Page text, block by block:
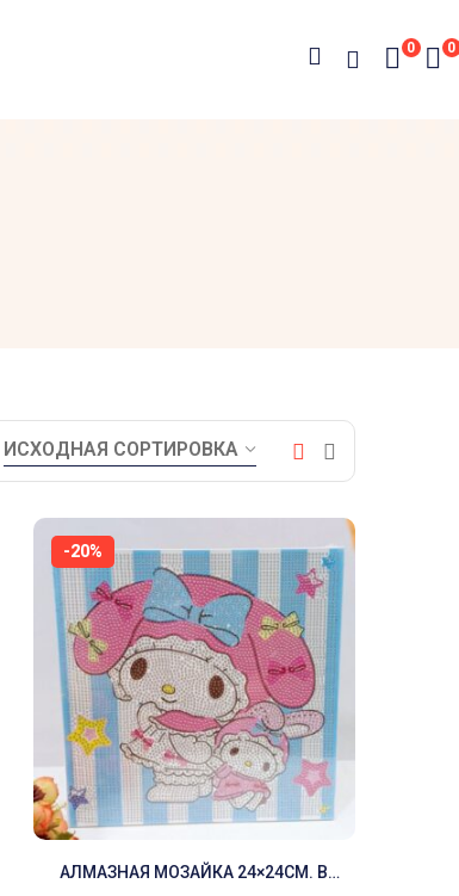
0
0
-20%
АЛМАЗНАЯ МОЗАЙКА 24×24СМ. В